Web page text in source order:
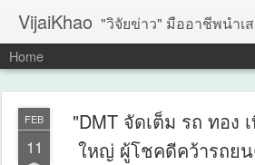
VijaiKhao "วิจัยข่าว" มืออาชีพนำเ
Home
FEB
11
"DMT จัดเต็ม รถ ทอง
ใหญ่ ผู้โชคดีคว้ารถย